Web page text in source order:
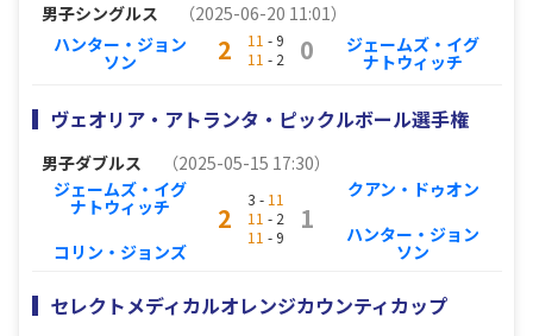
男子シングルス
（2025-06-20 11:01）
ハンター・ジョン
ソン 2 11 - 9
11 - 2 0 ジェームズ・イグ
ナトウィッチ
ヴェオリア・アトランタ・ピックルボール選手権
男子ダブルス
（2025-05-15 17:30）
ジェームズ・イグ
ナトウィッチ
コリン・ジョンズ
2
3 - 11
11 - 2
11 - 9
1
クアン・ドゥオン
ハンター・ジョン
ソン
セレクトメディカルオレンジカウンティカップ